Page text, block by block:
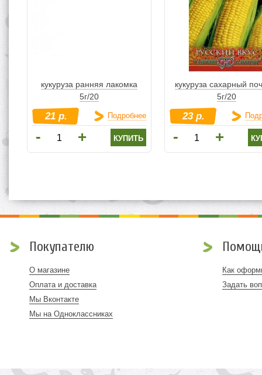
кукуруза ранняя лакомка
5г/20
21 р. Подробнее
- + купить
кукуруза сахарный
5г/20
23 р.
- +
Покупателю
О магазине
Оплата и доставка
Мы Вконтакте
Мы на Одноклассниках
Как
Задать